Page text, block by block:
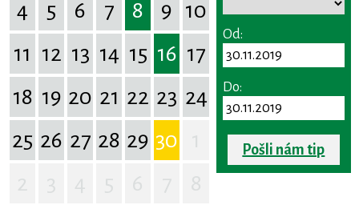
4
5 6 7 8 9 10
11 12 13 14 15 16 17
18 19 20 21 22 23 24
25 26 27 28 29 30
Od:
Do:
Pošli nám tip